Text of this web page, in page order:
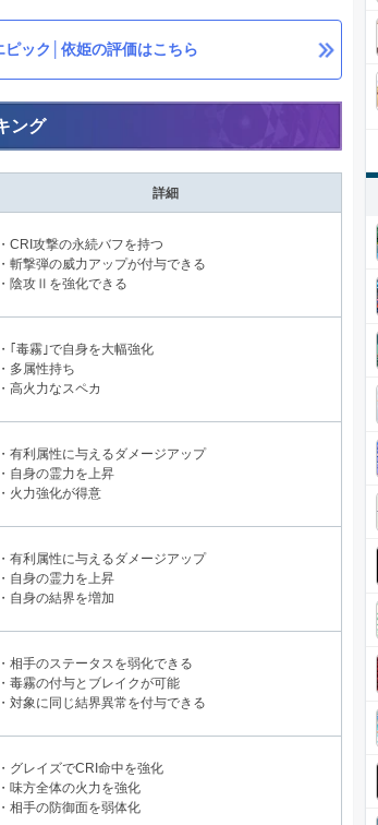
ピック│依姫の評価はこちら
ング
詳細
・CRI攻撃の永続バフを持つ
・斬撃弾の威力アップが付与できる
・陰攻Ⅱを強化できる
・｢毒霧｣で自身を大幅強化
・多属性持ち
・高火力なスペカ
・有利属性に与えるダメージアップ
・自身の霊力を上昇
・火力強化が得意
・有利属性に与えるダメージアップ
・自身の霊力を上昇
・自身の結界を増加
・相手のステータスを弱化できる
・毒霧の付与とブレイクが可能
・対象に同じ結界異常を付与できる
・グレイズでCRI命中を強化
・味方全体の火力を強化
・相手の防御面を弱体化